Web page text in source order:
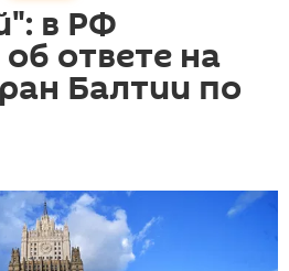
в РФ
ответе на
Балтии по